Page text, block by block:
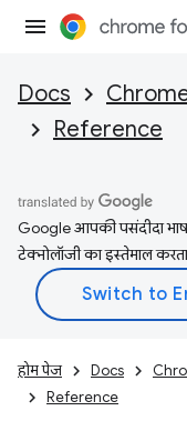
Docs
Reference
Google आपकी पसंदीदा
टेक्नोलॉजी का इस्तेमाल
होम पेज Docs
Reference